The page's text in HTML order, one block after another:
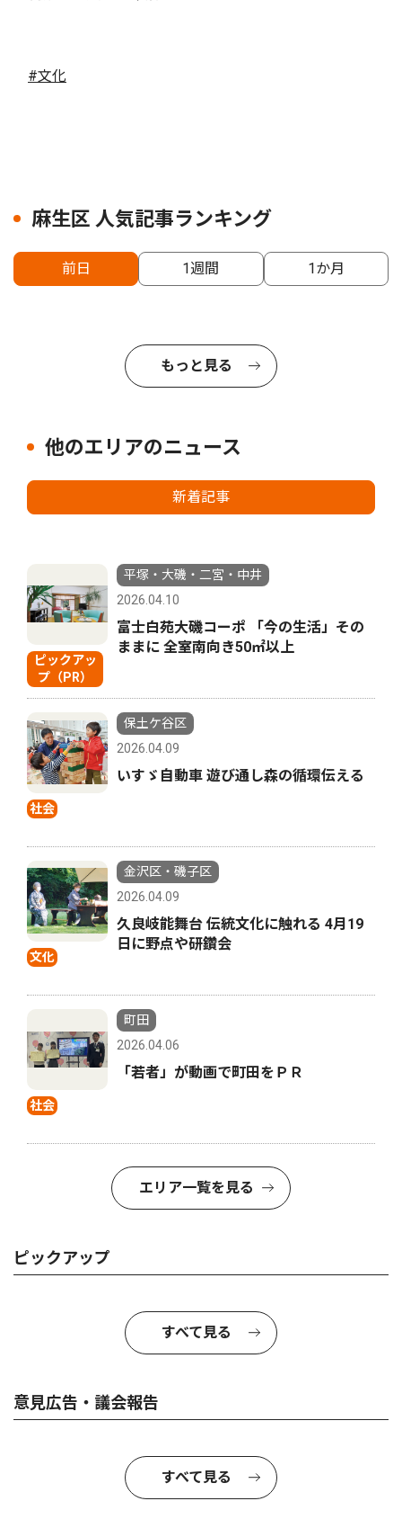
#文化
麻生区 人気記事ランキング
前日 1週間 1か月
もっと見る
他のエリアのニュース
新着記事
ピックアッ
プ（PR）
平塚・大磯・二宮・中井
2026.04.10
富士白苑大磯コーポ 「今の生活」その
ままに 全室南向き50㎡以上
社会
保土ケ谷区
2026.04.09
いすゞ自動車 遊び通し森の循環伝える
文化
金沢区・磯子区
2026.04.09
久良岐能舞台 伝統文化に触れる 4月19
日に野点や研鑽会
社会
町田
2026.04.06
「若者」が動画で町田をＰＲ
エリア一覧を見る
ピックアップ
すべて見る
意見広告・議会報告
すべて見る